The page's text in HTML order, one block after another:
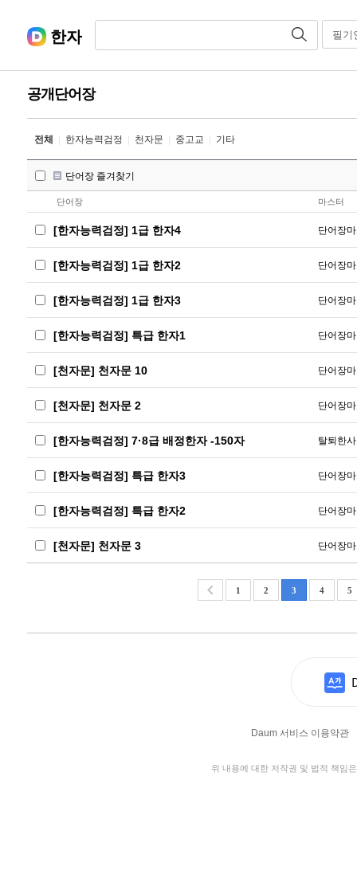
한자 필기
공개단어장
전체 한자능력검정 천자문 중고교 기타
단어장 즐겨찾기
단어장 마스터
[한자능력검정] 1급 한자4 단어장
[한자능력검정] 1급 한자2 단어장
[한자능력검정] 1급 한자3 단어장
[한자능력검정] 특급 한자1 단어장
[천자문] 천자문 10 단어장
[천자문] 천자문 2 단어장
[한자능력검정] 7·8급 배정한자 -150자 탈퇴한
[한자능력검정] 특급 한자3 단어장
[한자능력검정] 특급 한자2 단어장
[천자문] 천자문 3 단어장
1 2 3 4 5
Daum 서비스 이용약관
위 내용에 대한 저작권 및 법적 책임